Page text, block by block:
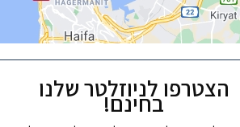
הצטרפו לניוזלטר שלנו
בחינם!